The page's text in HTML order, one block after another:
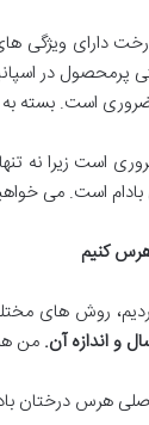
دارای ویژگی
پرمحصول در
ضروری است. بسته
است زیرا نه
است. می
کنیم
روش های
و اندازه آن. من
اصلی هرس درختان